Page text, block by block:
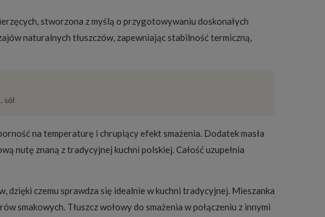
stworzona z myślą o przygotowywaniu doskonałych
naturalnych tłuszczów, zapewniając stabilność termiczną,
sól
na temperaturę i chrupiący efekt smażenia. Dodatek masła
nutę znaną z tradycyjnej kuchni polskiej. Całość uzupełnia
czemu sprawdza się idealnie w kuchni tradycyjnej. Mieszanka
Tłuszcz wołowy do smażenia w połączeniu z innymi